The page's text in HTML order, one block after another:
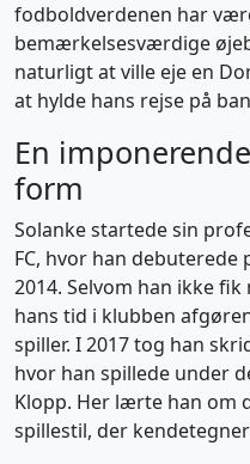
fodboldverdenen har
bemærkelsesværdige
naturligt at ville eje en
at hylde hans rejse på
En
form
Solanke startede sin
FC, hvor han
2014. Selvom han ikke
hans tid i klubben
spiller. I 2017 tog han
hvor han spillede under
Klopp. Her lærte han om
spillestil, der